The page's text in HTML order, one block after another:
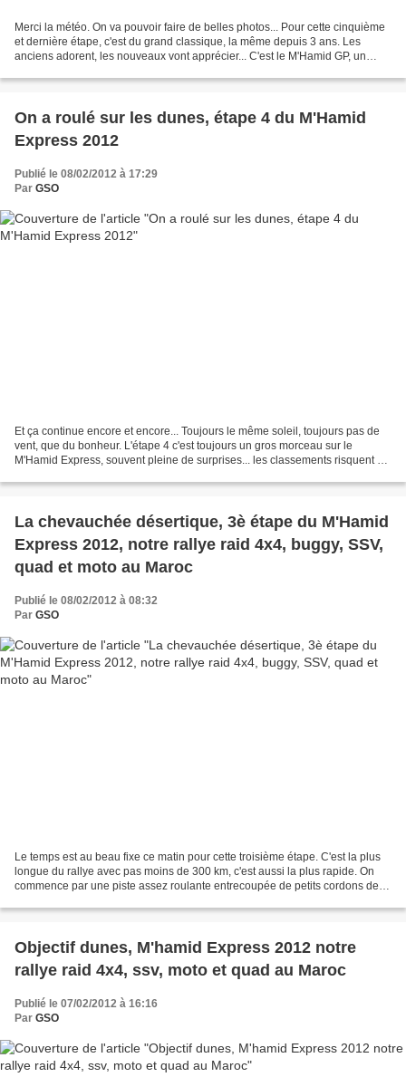
Merci la météo. On va pouvoir faire de belles photos... Pour cette cinquième
et dernière étape, c'est du grand classique, la même depuis 3 ans. Les
anciens adorent, les nouveaux vont apprécier... C'est le M'Hamid GP, un
On a roulé sur les dunes, étape 4 du M'Hamid
Express 2012
Publié le 08/02/2012 à 17:29
Par GSO
Et ça continue encore et encore... Toujours le même soleil, toujours pas de
vent, que du bonheur. L'étape 4 c'est toujours un gros morceau sur le
M'Hamid Express, souvent pleine de surprises... les classements risquent de
La chevauchée désertique, 3è étape du M'Hamid
Express 2012, notre rallye raid 4x4, buggy, SSV,
quad et moto au Maroc
Publié le 08/02/2012 à 08:32
Par GSO
Le temps est au beau fixe ce matin pour cette troisième étape. C'est la plus
longue du rallye avec pas moins de 300 km, c'est aussi la plus rapide. On
commence par une piste assez roulante entrecoupée de petits cordons de
Objectif dunes, M'hamid Express 2012 notre
rallye raid 4x4, ssv, moto et quad au Maroc
Publié le 07/02/2012 à 16:16
Par GSO